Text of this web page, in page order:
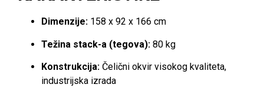
Dimenzije: 158 x 92 x 166 cm
Težina stack-a (tegova): 80 kg
Konstrukcija: Čelični okvir visokog kvaliteta,
industrijska izrada